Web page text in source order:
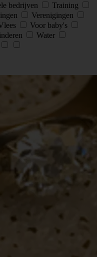
bedrijven
Training
Verenigingen
Voor baby's
Water